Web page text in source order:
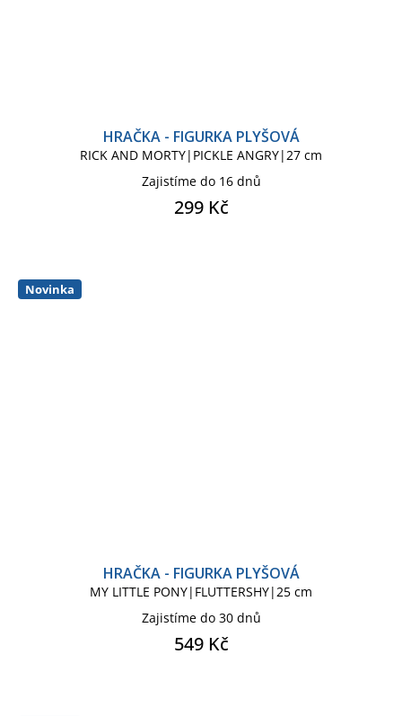
HRAČKA - FIGURKA PLYŠOVÁ
RICK AND MORTY|PICKLE ANGRY|27 cm
Zajistíme do 16 dnů
299 Kč
Novinka
HRAČKA - FIGURKA PLYŠOVÁ
MY LITTLE PONY|FLUTTERSHY|25 cm
Zajistíme do 30 dnů
549 Kč